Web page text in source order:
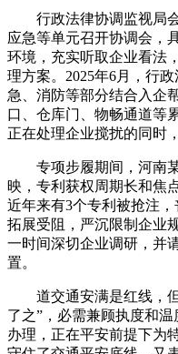
行政法律协调监视局会
应急等单元召开协调会，
环境，充实听取企业看法
理方案。2025年6月，行
急、消防等部分结合入企
口、仓库门、物畅通道等
正在处理企业搅扰的同时
专项步履期间，河南某
映，专利获权周期长和焦
近年来有3个专利被抢注
拓展受阻，严沉限制企业
一时间深切企业调研，并
置。
道交通安满是红线，但
了之”，必需兼顾执度和
办理，正在平安前提下为